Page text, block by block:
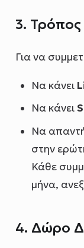
3.
Για να
Να κάνει
Να κάνει
Να
στην
Κάθε
μήνα,
4. Δώρο